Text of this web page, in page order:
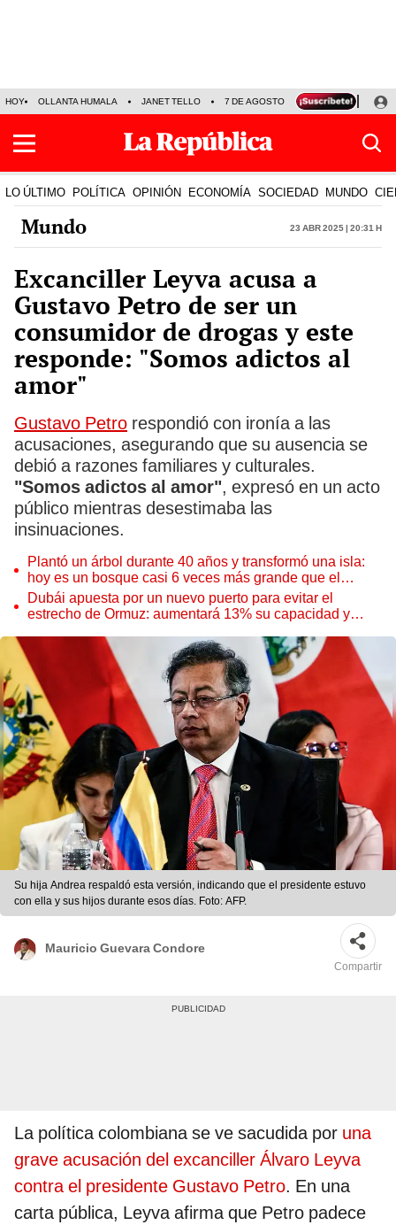
HOY OLLANTA HUMALA JANET TELLO 7 DE AGOSTO TINKA RESULTADOS
LO ÚLTIMO POLÍTICA OPINIÓN ECONOMÍA SOCIEDAD MUNDO
Mundo 23 Abr 2025 | 20:31 h
Excanciller Leyva acusa a
Gustavo Petro de ser un
consumidor de drogas y este
responde: "Somos adictos al
amor"
Gustavo Petro respondió con ironía a las
acusaciones, asegurando que su ausencia se
debió a razones familiares y culturales.
"Somos adictos al amor", expresó en un acto
público mientras desestimaba las
insinuaciones.
Plantó un árbol durante 40 años y transformó una isla:
hoy es un bosque casi 6 veces más grande que el
Parque de las Leyendas
Dubái apuesta por un nuevo puerto para evitar el
estrecho de Ormuz: aumentará 13% su capacidad y
Su hija Andrea respaldó esta versión, indicando que el presidente estuvo
con ella y sus hijos durante esos días. Foto: AFP.
Mauricio Guevara Condore
Compartir
La política colombiana se ve sacudida por una
grave acusación del excanciller Álvaro Leyva
contra el presidente Gustavo Petro. En una
carta pública, Leyva afirma que Petro padece